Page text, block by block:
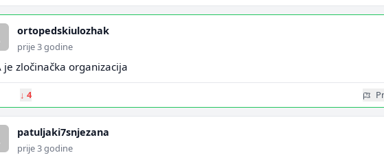
ortopedskiulozhak
prije 3 godine
je zločinačka organizacija
↓ 4
patuljaki7snjezana
prije 3 godine